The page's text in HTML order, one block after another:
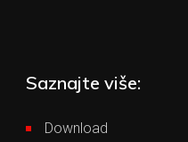
Saznajte više:
Download